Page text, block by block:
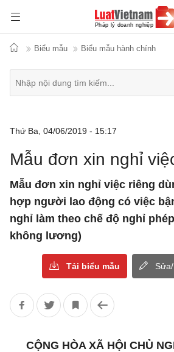
Biểu mẫu Biểu mẫu hành chính
Thứ Ba, 04/06/2019 - 15:17
Mẫu đơn xin nghỉ
Mẫu đơn xin nghỉ việc riêng
hợp người lao động có việc
nghỉ làm theo chế độ nghỉ
không lương)
Tải biểu mẫu
CỘNG HÒA XÃ HỘI CHỦ